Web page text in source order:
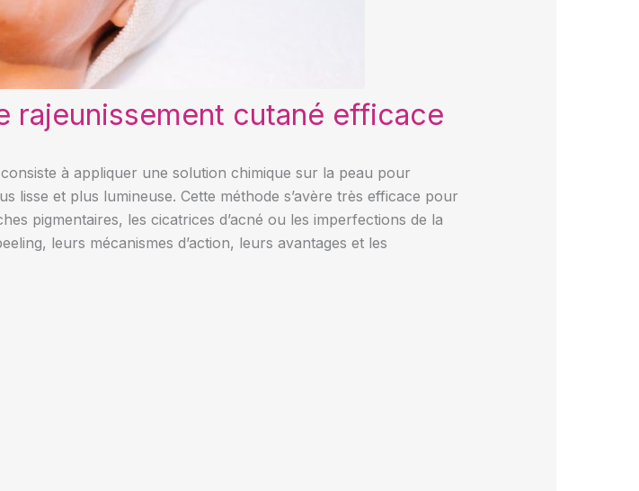
rajeunissement cutané efficace
à appliquer une solution chimique sur la peau pour
lisse et plus lumineuse. Cette méthode s’avère très efficace pour
pigmentaires, les cicatrices d’acné ou les imperfections de la
leurs mécanismes d’action, leurs avantages et les